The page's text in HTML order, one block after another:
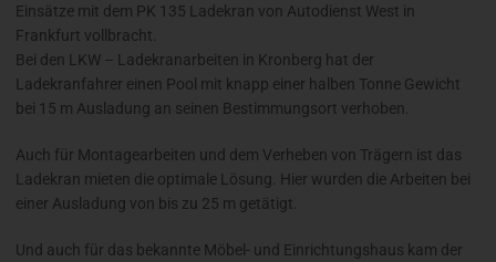
Einsätze mit dem PK 135 Ladekran von Autodienst West in
Frankfurt vollbracht.
Bei den LKW – Ladekranarbeiten in Kronberg hat der
Ladekranfahrer einen Pool mit knapp einer halben Tonne Gewicht
bei 15 m Ausladung an seinen Bestimmungsort verhoben.
Auch für Montagearbeiten und dem Verheben von Trägern ist das
Ladekran mieten die optimale Lösung. Hier wurden die Arbeiten bei
einer Ausladung von bis zu 25 m getätigt.
Und auch für das bekannte Möbel- und Einrichtungshaus kam der